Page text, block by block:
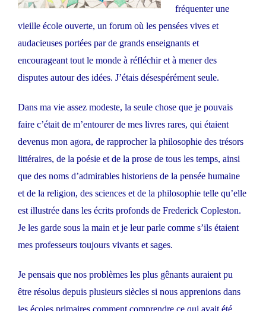
fréquenter une
vieille école ouverte, un forum où les pensées vives et
audacieuses portées par de grands enseignants et
encourageant tout le monde à réfléchir et à mener des
disputes autour des idées. J’étais désespérément seule.
Dans ma vie assez modeste, la seule chose que je pouvais
faire c’était de m’entourer de mes livres rares, qui étaient
devenus mon agora, de rapprocher la philosophie des trésors
littéraires, de la poésie et de la prose de tous les temps, ainsi
que des noms d’admirables historiens de la pensée humaine
et de la religion, des sciences et de la philosophie telle qu’elle
est illustrée dans les écrits profonds de Frederick Copleston.
Je les garde sous la main et je leur parle comme s’ils étaient
mes professeurs toujours vivants et sages.
Je pensais que nos problèmes les plus gênants auraient pu
être résolus depuis plusieurs siècles si nous apprenions dans
les écoles primaires comment comprendre ce qui avait été